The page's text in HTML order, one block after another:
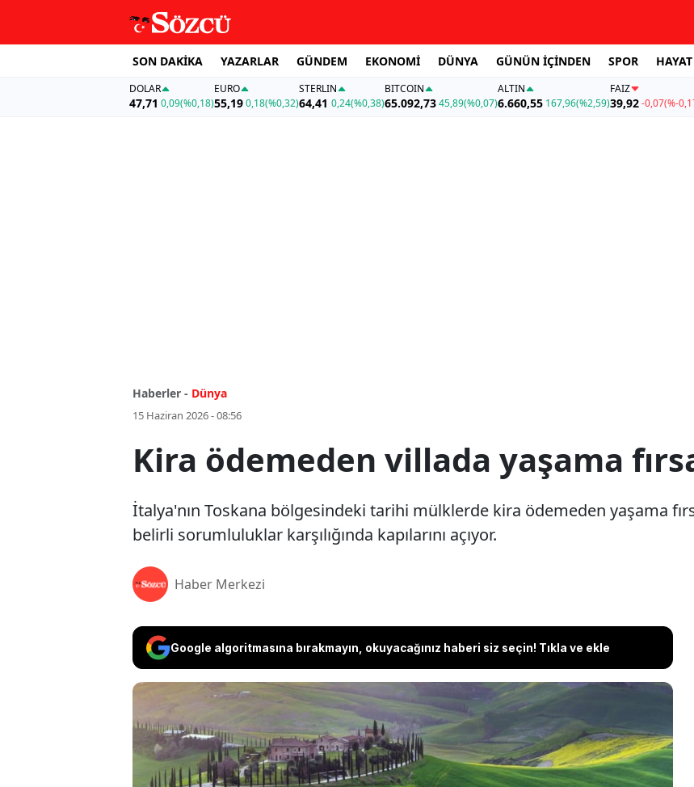
SON DAKİKA YAZARLAR GÜNDEM EKONOMİ DÜNYA GÜNÜN İÇİNDEN SPOR HAYAT
DOLAR
47,71 0,09(%0,18)
EURO
55,19 0,18(%0,32)
STERLIN
64,41 0,24(%0,38)
BITCOIN
65.092,7345,89(%0,07)
ALTIN
6.660,55 167,96(%2,59)
FAİZ
39,92-0,07(%-
Haberler - Dünya
15 Haziran 2026 - 08:56
Kira ödemeden villada yaşama
İtalya'nın Toskana bölgesindeki tarihi mülklerde kira ödemeden yaşama
belirli sorumluluklar karşılığında kapılarını açıyor.
Haber Merkezi
Google algoritmasına bırakmayın, okuyacağınız haberi siz seçin! Tıkla ve ekle